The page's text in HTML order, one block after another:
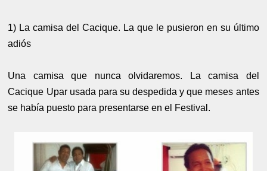
1) La camisa del Cacique. La que le pusieron en su último
adiós
Una camisa que nunca olvidaremos. La camisa del
Cacique Upar usada para su despedida y que meses antes
se había puesto para presentarse en el Festival.